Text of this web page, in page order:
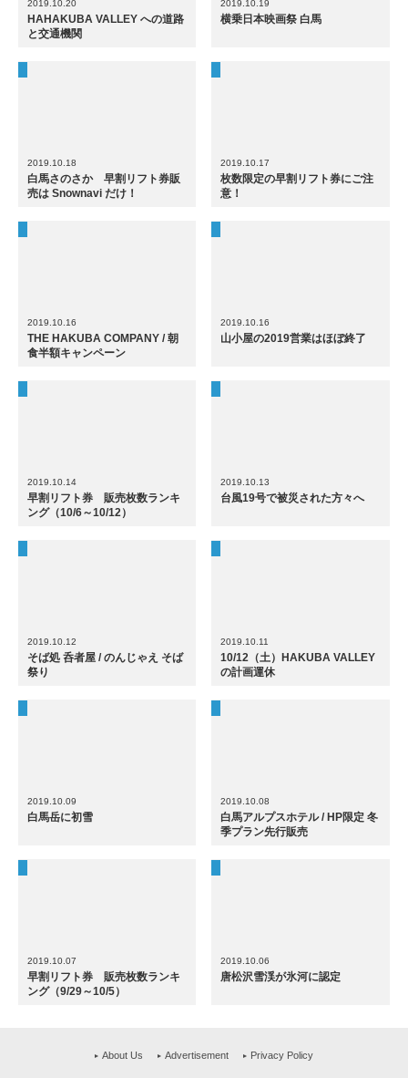
2019.10.20
HAHAKUBA VALLEY への道路
と交通機関
2019.10.19
横乗日本映画祭 白馬
2019.10.18
白馬さのさか 早割リフト券販
売は Snownavi だけ！
2019.10.17
枚数限定の早割リフト券にご注
意！
2019.10.16
THE HAKUBA COMPANY / 朝
食半額キャンペーン
2019.10.16
山小屋の2019営業はほぼ終了
2019.10.14
早割リフト券 販売枚数ランキ
ング（10/6～10/12）
2019.10.13
台風19号で被災された方々へ
2019.10.12
そば処 呑者屋 / のんじゃえ そば
祭り
2019.10.11
10/12（土）HAKUBA VALLEY
の計画運休
2019.10.09
白馬岳に初雪
2019.10.08
白馬アルプスホテル / HP限定 冬
季プラン先行販売
2019.10.07
早割リフト券 販売枚数ランキ
ング（9/29～10/5）
2019.10.06
唐松沢雪渓が氷河に認定
About Us Advertisement Privacy Policy